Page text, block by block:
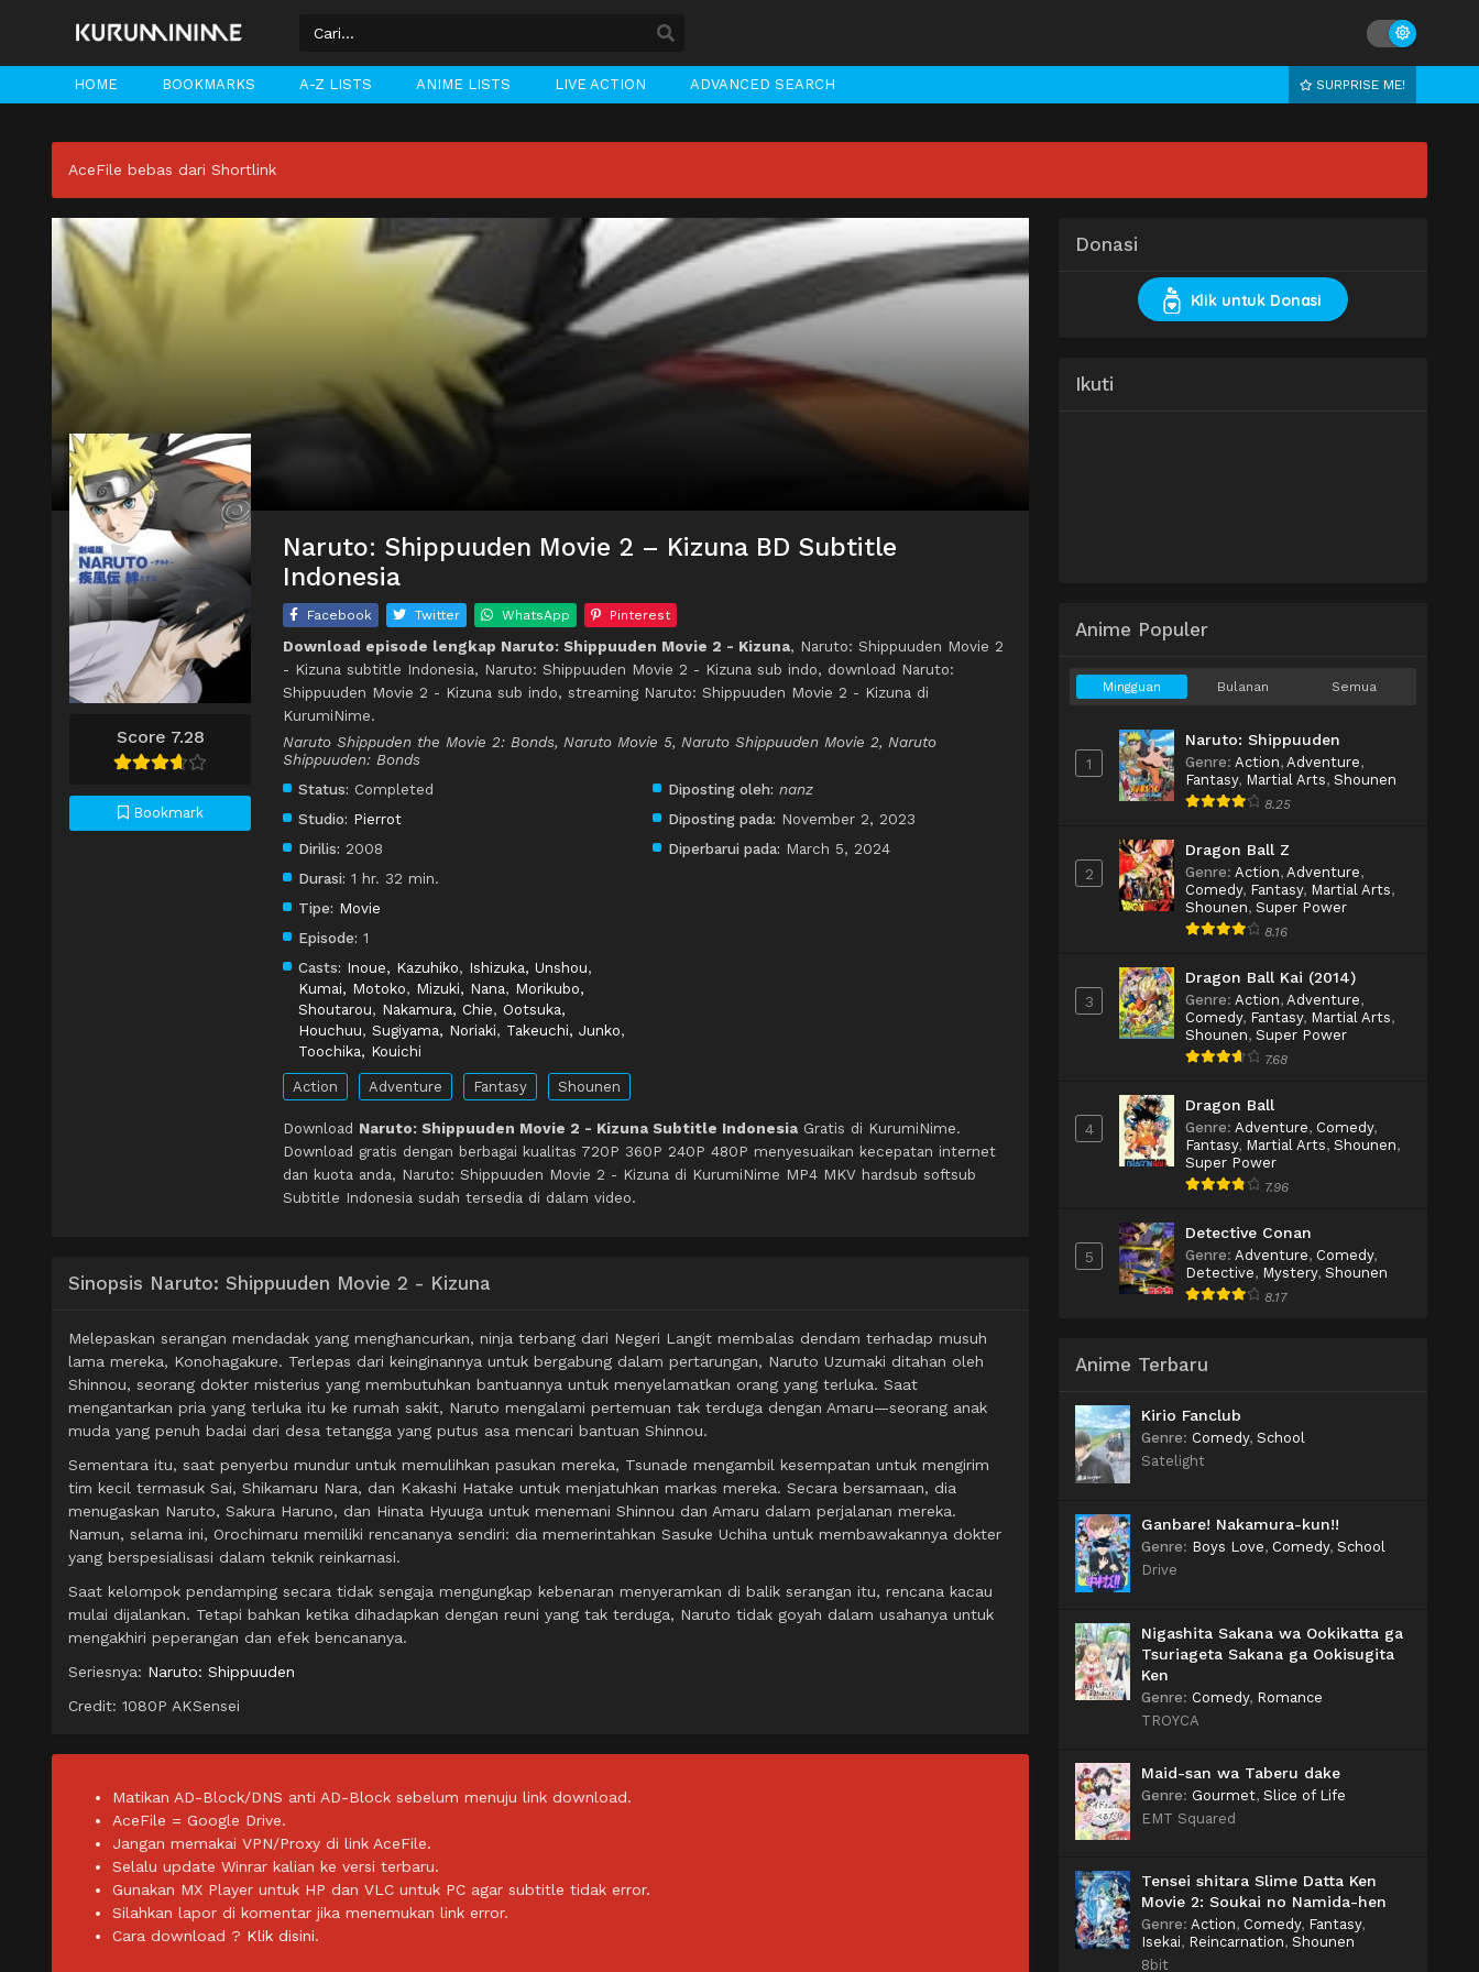
HOME BOOKMARKS A-Z LISTS ANIME LISTS LIVE ACTION ADVANCED SEARCH SURPRISE ME!
AceFile bebas dari Shortlink
Score 7.28
Bookmark
Naruto: Shippuuden Movie 2 – Kizuna BD Subtitle
Indonesia
Facebook Twitter WhatsApp Pinterest
Download episode lengkap Naruto: Shippuuden Movie 2 - Kizuna, Naruto: Shippuuden Movie 2
- Kizuna subtitle Indonesia, Naruto: Shippuuden Movie 2 - Kizuna sub indo, download Naruto:
Shippuuden Movie 2 - Kizuna sub indo, streaming Naruto: Shippuuden Movie 2 - Kizuna di
KurumiNime.
Naruto Shippuden the Movie 2: Bonds, Naruto Movie 5, Naruto Shippuuden Movie 2, Naruto
Shippuuden: Bonds
Status: Completed
Studio: Pierrot
Dirilis: 2008
Durasi: 1 hr. 32 min.
Tipe: Movie
Episode: 1
Casts: Inoue, Kazuhiko, Ishizuka, Unshou,
Kumai, Motoko, Mizuki, Nana, Morikubo,
Shoutarou, Nakamura, Chie, Ootsuka,
Houchuu, Sugiyama, Noriaki, Takeuchi, Junko,
Toochika, Kouichi
Diposting oleh: nanz
Diposting pada: November 2, 2023
Diperbarui pada: March 5, 2024
Action Adventure Fantasy Shounen
Download Naruto: Shippuuden Movie 2 - Kizuna Subtitle Indonesia Gratis di KurumiNime.
Download gratis dengan berbagai kualitas 720P 360P 240P 480P menyesuaikan kecepatan internet
dan kuota anda, Naruto: Shippuuden Movie 2 - Kizuna di KurumiNime MP4 MKV hardsub softsub
Subtitle Indonesia sudah tersedia di dalam video.
Sinopsis Naruto: Shippuuden Movie 2 - Kizuna
Melepaskan serangan mendadak yang menghancurkan, ninja terbang dari Negeri Langit membalas dendam terhadap musuh
lama mereka, Konohagakure. Terlepas dari keinginannya untuk bergabung dalam pertarungan, Naruto Uzumaki ditahan oleh
Shinnou, seorang dokter misterius yang membutuhkan bantuannya untuk menyelamatkan orang yang terluka. Saat
mengantarkan pria yang terluka itu ke rumah sakit, Naruto mengalami pertemuan tak terduga dengan Amaru—seorang anak
muda yang penuh badai dari desa tetangga yang putus asa mencari bantuan Shinnou.
Sementara itu, saat penyerbu mundur untuk memulihkan pasukan mereka, Tsunade mengambil kesempatan untuk mengirim
tim kecil termasuk Sai, Shikamaru Nara, dan Kakashi Hatake untuk menjatuhkan markas mereka. Secara bersamaan, dia
menugaskan Naruto, Sakura Haruno, dan Hinata Hyuuga untuk menemani Shinnou dan Amaru dalam perjalanan mereka.
Namun, selama ini, Orochimaru memiliki rencananya sendiri: dia memerintahkan Sasuke Uchiha untuk membawakannya dokter
yang berspesialisasi dalam teknik reinkarnasi.
Saat kelompok pendamping secara tidak sengaja mengungkap kebenaran menyeramkan di balik serangan itu, rencana kacau
mulai dijalankan. Tetapi bahkan ketika dihadapkan dengan reuni yang tak terduga, Naruto tidak goyah dalam usahanya untuk
mengakhiri peperangan dan efek bencananya.
Seriesnya: Naruto: Shippuuden
Credit: 1080P AKSensei
Matikan AD-Block/DNS anti AD-Block sebelum menuju link download.
AceFile = Google Drive.
Jangan memakai VPN/Proxy di link AceFile.
Selalu update Winrar kalian ke versi terbaru.
Gunakan MX Player untuk HP dan VLC untuk PC agar subtitle tidak error.
Silahkan lapor di komentar jika menemukan link error.
Cara download ? Klik disini.
Donasi
Klik untuk Donasi
Ikuti
Anime Populer
Mingguan Bulanan Semua
1
Naruto: Shippuuden
Genre: Action, Adventure,
Fantasy, Martial Arts, Shounen
8.25
2
Dragon Ball Z
Genre: Action, Adventure,
Comedy, Fantasy, Martial Arts,
Shounen, Super Power
8.16
3
Dragon Ball Kai (2014)
Genre: Action, Adventure,
Comedy, Fantasy, Martial Arts,
Shounen, Super Power
7.68
4
Dragon Ball
Genre: Adventure, Comedy,
Fantasy, Martial Arts, Shounen,
Super Power
7.96
5
Detective Conan
Genre: Adventure, Comedy,
Detective, Mystery, Shounen
8.17
Anime Terbaru
Kirio Fanclub
Genre: Comedy, School
Satelight
Ganbare! Nakamura-kun!!
Genre: Boys Love, Comedy, School
Drive
Nigashita Sakana wa Ookikatta ga
Tsuriageta Sakana ga Ookisugita
Ken
Genre: Comedy, Romance
TROYCA
Maid-san wa Taberu dake
Genre: Gourmet, Slice of Life
EMT Squared
Tensei shitara Slime Datta Ken
Movie 2: Soukai no Namida-hen
Genre: Action, Comedy, Fantasy,
Isekai, Reincarnation, Shounen
8bit